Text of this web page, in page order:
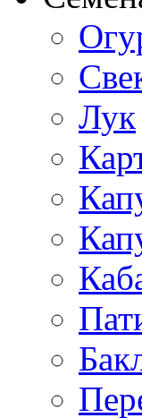
Лук